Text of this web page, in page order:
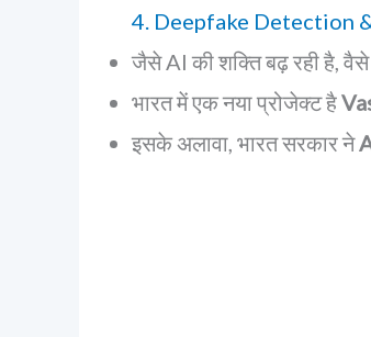
4. Deepfake Detection
जैसे AI की शक्ति बढ़ रही है,
भारत में एक नया प्रोजेक्ट है
इसके अलावा, भारत सरकार ने